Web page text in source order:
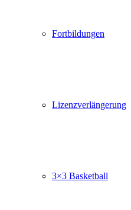
Fortbildungen
Lizenzverlängerung
3×3 Basketball